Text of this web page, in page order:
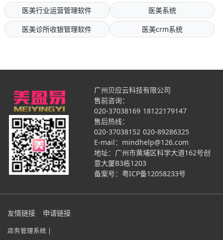
医美行业运营管理软件
医美系统
医美诊所收银管理软件
医美crm系统
广州贝应云科技有限公司
售前咨询：
020-37038169 18122179147
售后热线：
020-37038152 020-89286325
E-mail：mindhelp@126.com
地址：广州市黄埔区科学大道162号创
意大厦B3栋1203
备案号： 粤ICP备12058233号
友情链接 申请链接
店务管理系统 |